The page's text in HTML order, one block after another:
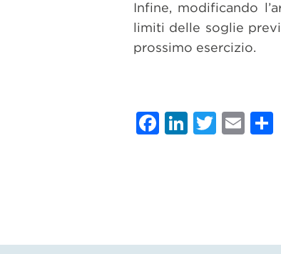
Infine, modificando
limiti delle soglie
prossimo esercizio.
Facebook
LinkedIn